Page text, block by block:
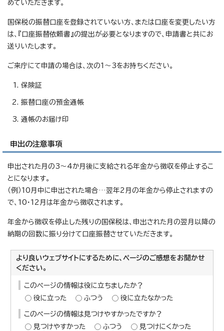
めていただきます。
国保税の振替口座を登録されていない方、または口座を変更したい方
は、『口座振替依頼書』の提出が必要となりますので、申請書と共にお
送りいたします。
ご来庁にて申請の場合は、次の1～3をお持ちください。
保険証
振替口座の預金通帳
通帳のお届け印
申出の注意事項
申出された月の3～4か月後に支給される年金から徴収を停止するこ
とになります。
（例）10月中に申出された場合…翌年2月の年金から停止されますの
で、10・12月は年金から徴収されます。
年金から徴収を停止した残りの国保税は、申出された月の翌月以降の
納期の回数に振り分けて口座振替させていただきます。
より良いウェブサイトにするために、ページのご感想をお聞かせ
ください。
このページの情報は役に立ちましたか？
役に立った
ふつう 役に立たなかった
このページの情報は見つけやすかったですか？
見つけやすかった
ふつう 見つけにくかった